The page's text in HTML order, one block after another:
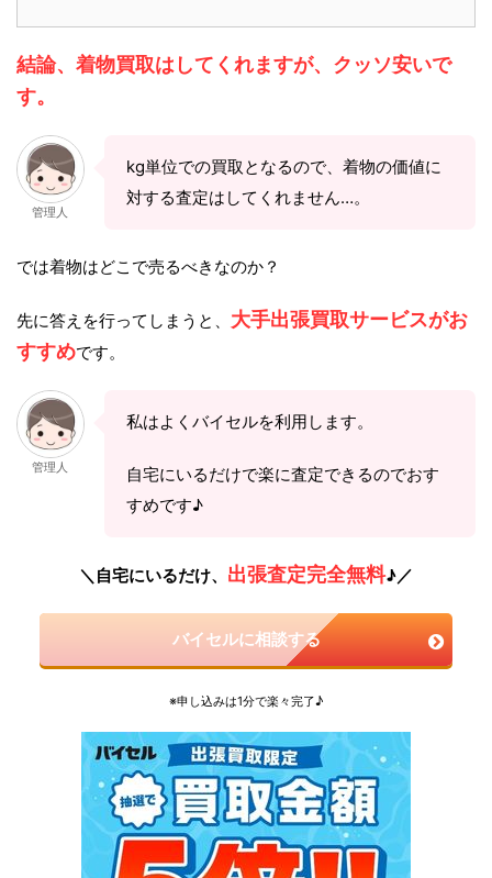
結論、着物買取はしてくれますが、クッソ安いで
す。
管理人
kg単位での買取となるので、着物の価値に
対する査定はしてくれません…。
では着物はどこで売るべきなのか？
先に答えを行ってしまうと、 大手出張買取サービスがお
すすめです。
管理人
私はよくバイセルを利用します。
自宅にいるだけで楽に査定できるのでおす
すめです♪
＼自宅にいるだけ、 出張査定完全無料♪／
バイセルに相談する
※申し込みは1分で楽々完了♪